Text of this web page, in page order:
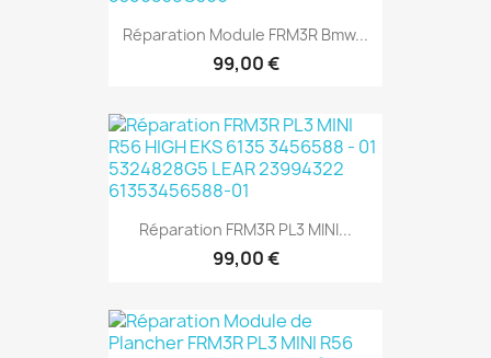
Réparation Module FRM3R Bmw...
99,00 €
Réparation FRM3R PL3 MINI...
99,00 €